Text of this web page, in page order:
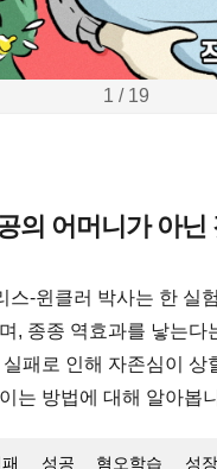
1 / 19
의 어머니가 아닌
스-윈클러 박사는 한 실
, 종종 역효과를 낳는다
패로 인해 자존심이 상
는 방법에 대해 알아봅
성공 혐오학습 성